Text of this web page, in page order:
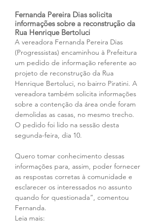
Fernanda Pereira Dias solicita
informações sobre a reconstrução da
Rua Henrique Bertoluci
A vereadora Fernanda Pereira Dias
(Progressistas) encaminhou à Prefeitura
um pedido de informação referente ao
projeto de reconstrução da Rua
Henrique Bertoluci, no bairro Piratini. A
vereadora também solicita informações
sobre a contenção da área onde foram
demolidas as casas, no mesmo trecho.
O pedido foi lido na sessão desta
segunda-feira, dia 10.
Quero tomar conhecimento dessas
informações para, assim, poder fornecer
as respostas corretas à comunidade e
esclarecer os interessados no assunto
quando for questionada”, comentou
Fernanda.
Leia mais: